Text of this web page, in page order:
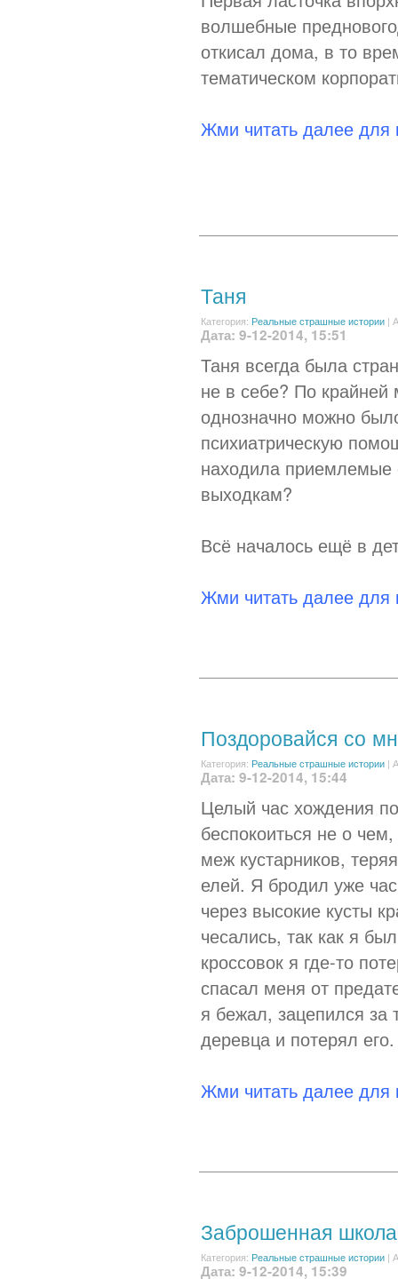
волшебные
откисал дома, в то
тематическом
Жми читать далее для
Таня
Категория: Реальные страшные истории |
Дата: 9-12-2014, 15:51
Таня всегда была
не в себе? По крайней
однозначно можно
психиатрическую
находила
выходкам?
Всё началось ещё в
Жми читать далее для
Поздоровайся со
Категория: Реальные страшные истории |
Дата: 9-12-2014, 15:44
Целый час хождения
беспокоиться не о
меж кустарников,
елей. Я бродил уже
через высокие кусты
чесались, так как я
кроссовок я где-то
спасал меня от
я бежал, зацепился за
деревца и потерял
Жми читать далее для
Заброшенная
Категория: Реальные страшные истории |
Дата: 9-12-2014, 15:39